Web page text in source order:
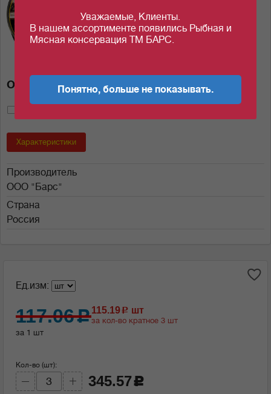
Описание товара
Характеристики
Производитель
ООО "Барс"
Страна
Россия
Ед.изм:
117.06c
за 1 шт
115.19c шт
за кол-во кратное 3 шт
Кол-во (шт):
345.57c
Уважаемые, Клиенты.
В нашем ассортименте появились Рыбная и
Мясная консервация ТМ БАРС.
Понятно, больше не показывать.